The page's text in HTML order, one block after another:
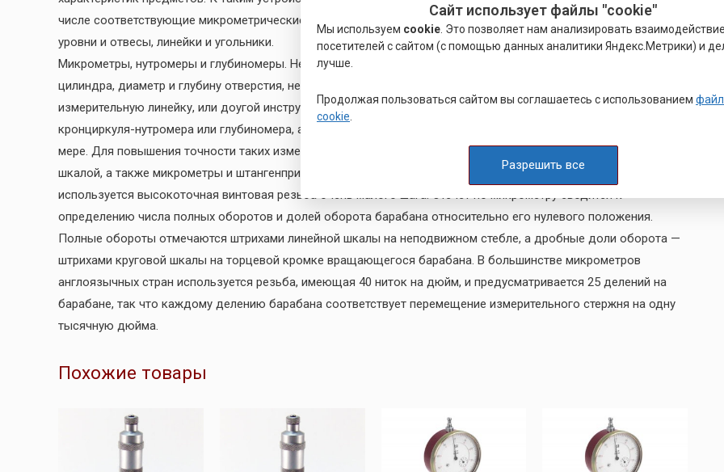
числе соответствующие микрометрические приборы и штангенприборы), щупы, индикаторные приборы,
уровни и отвесы, линейки и угольники.
Микрометры, нутромеры и глубиномеры. Некоторые часто встречающиеся размеры, например диаметр
цилиндра, диаметр и глубину отверстия, невозможно точно измерить, прикладывая к детали обычную
измерительную линейку, или доугой инструмент. Но можно «взять» диаметр или глубину отверстия при помощи
кронциркуля-нутромера или глубиномера, а затем измерить взятое расстояние по линейке или штриховой
мере. Для повышения точности таких измерений применяются кронциркули прямого отсчета, снабженные
шкалой, а также микрометры и штангенприборы того же назначения. В микрометрических приборах
используется высокоточная винтовая резьба очень малого шага. Отсчет по микрометру сводится к
определению числа полных оборотов и долей оборота барабана относительно его нулевого положения.
Полные обороты отмечаются штрихами линейной шкалы на неподвижном стебле, а дробные доли оборота —
штрихами круговой шкалы на торцевой кромке вращающегося барабана. В большинстве микрометров
англоязычных стран используется резьба, имеющая 40 ниток на дюйм, и предусматривается 25 делений на
барабане, так что каждому делению барабана соответствует перемещение измерительного стержня на одну
тысячную дюйма.
Похожие товары
Сайт использует файлы "cookie"
Мы используем cookie . Это позволяет нам анализировать взаимодействие
посетителей с сайтом (с помощью данных аналитики Яндекс.Метрики) и
лучше.
Продолжая пользоваться сайтом вы соглашаетесь с использованием
cookie
Разрешить все